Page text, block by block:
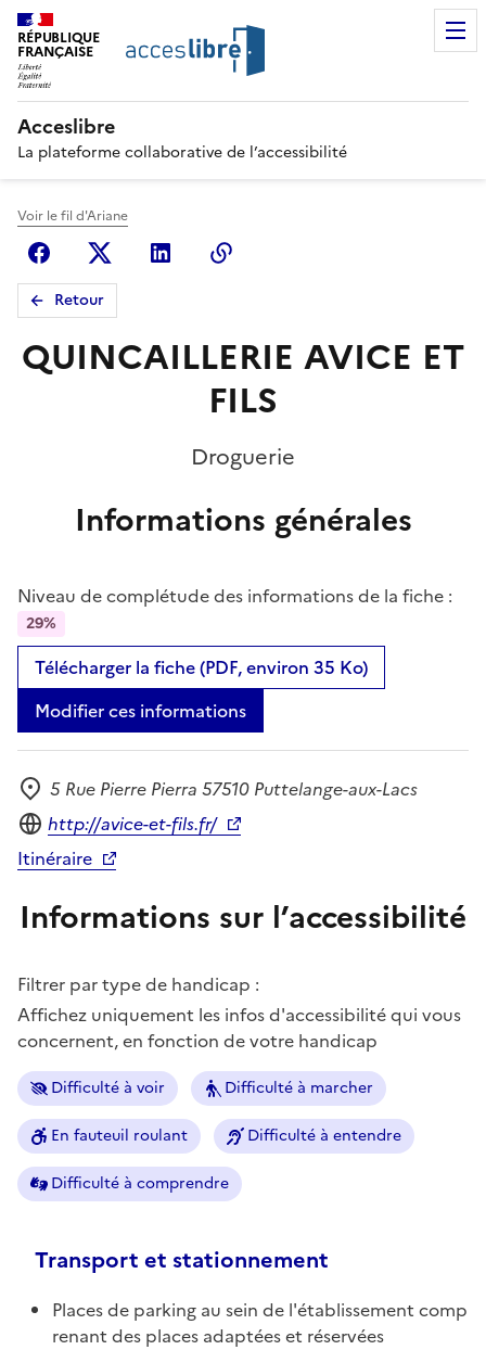
RÉPUBLIQUE
FRANÇAISE
Acceslibre
La plateforme collaborative de l’accessibilité
Voir le fil d'Ariane
FacebookX (anciennement Twitter)
Linkedin
Retour
QUINCAILLERIE AVICE ET
FILS
Droguerie
Informations générales
Niveau de complétude des informations de la fiche :
29%
Télécharger la fiche (PDF, environ 35 Ko)
Modifier ces informations
Adresse
5 Rue Pierre Pierra 57510 Puttelange-aux-Lacs
Site internet
http://avice-et-fils.fr/
Itinéraire
Informations sur l’accessibilité
Filtrer par type de handicap :
Affichez uniquement les infos d'accessibilité qui vous
concernent, en fonction de votre handicap
Difficulté à voir Difficulté à marcher
En fauteuil roulant Difficulté à entendre
Difficulté à comprendre
Transport et stationnement
Places de parking au sein de l'établissement comp
renant des places adaptées et réservées